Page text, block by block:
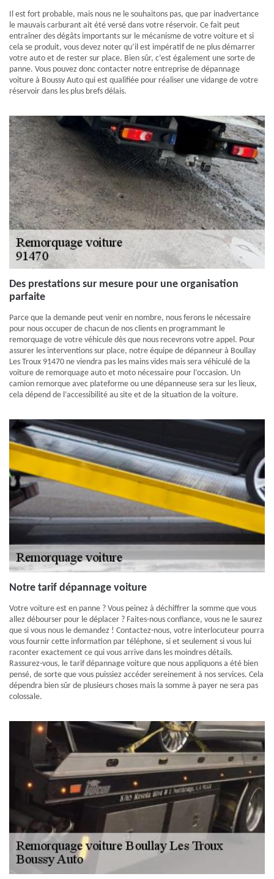
Il est fort probable, mais nous ne le souhaitons pas, que par inadvertance
le mauvais carburant ait été versé dans votre réservoir. Ce fait peut
entraîner des dégâts importants sur le mécanisme de votre voiture et si
cela se produit, vous devez noter qu’il est impératif de ne plus démarrer
votre auto et de rester sur place. Bien sûr, c’est également une sorte de
panne. Vous pouvez donc contacter notre entreprise de dépannage
voiture à Boussy Auto qui est qualifiée pour réaliser une vidange de votre
réservoir dans les plus brefs délais.
Des prestations sur mesure pour une organisation
parfaite
Parce que la demande peut venir en nombre, nous ferons le nécessaire
pour nous occuper de chacun de nos clients en programmant le
remorquage de votre véhicule dès que nous recevrons votre appel. Pour
assurer les interventions sur place, notre équipe de dépanneur à Boullay
Les Troux 91470 ne viendra pas les mains vides mais sera véhiculé de la
voiture de remorquage auto et moto nécessaire pour l’occasion. Un
camion remorque avec plateforme ou une dépanneuse sera sur les lieux,
cela dépend de l’accessibilité au site et de la situation de la voiture.
Notre tarif dépannage voiture
Votre voiture est en panne ? Vous peinez à déchiffrer la somme que vous
allez débourser pour le déplacer ? Faites-nous confiance, vous ne le saurez
que si vous nous le demandez ! Contactez-nous, votre interlocuteur pourra
vous fournir cette information par téléphone, si et seulement si vous lui
raconter exactement ce qui vous arrive dans les moindres détails.
Rassurez-vous, le tarif dépannage voiture que nous appliquons a été bien
pensé, de sorte que vous puissiez accéder sereinement à nos services. Cela
dépendra bien sûr de plusieurs choses mais la somme à payer ne sera pas
colossale.